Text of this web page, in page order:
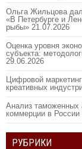
Ольга Жильцова
«В Петербурге и
рыбы» 21.07.2026
Оценка уровня
субъекта:
29.06.2026
Цифровой
креативных
Анализ таможенных
коммерции в России
РУБРИКИ